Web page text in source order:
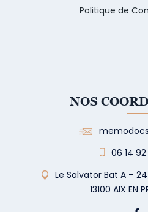
Politique de
NOS
06 14
Le Salvator Bat A –
13100 AIX EN